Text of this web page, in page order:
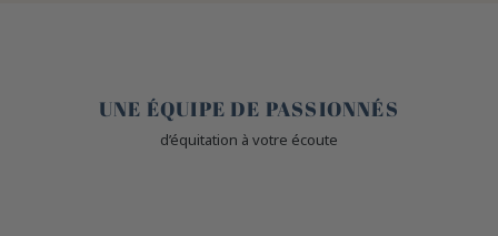
UNE ÉQUIPE DE PASSIONNÉS
d’équitation à votre écoute